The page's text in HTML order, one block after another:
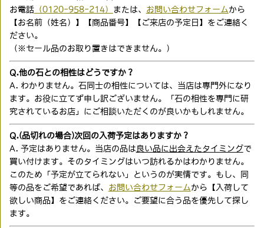
お電話（0120-958-214） または、 お問い合わせフォーム から
【お名前（姓名）】【商品番号】【ご来店の予定日】をご連絡く
ださい。
（※セール品のお取り置きはできません。）
Q.他の石との相性はどうですか？
A. わかりません。石同士の相性については、当店は専門外になり
ます。お役に立てず申し訳ございません。「石の相性を専門に研
究されているお店」にご相談いただくのが良いかもしれません。
Q.(品切れの場合)次回の入荷予定はありますか？
A. 予定はありません。当店の品は 良い品に出会えたタイミングで
買い付けます。そのタイミングはいつ訪れるかはわかりません。
このため「予定が立てられない」というのが実情です。もし、同
等の品をご希望であれば、 お問い合わせフォーム から【入荷して
欲しい商品】をご連絡ください。ご要望に合う品を優先して探し
ます。